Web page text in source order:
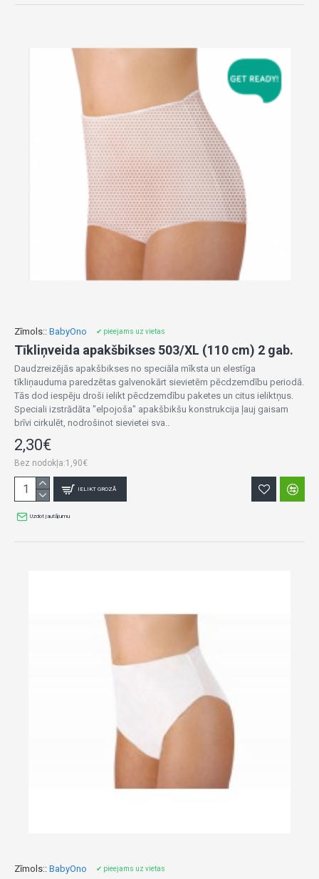
Zīmols:: BabyOno ✔ pieejams uz vietas
Tīkliņveida apakšbikses 503/XL (110 cm) 2 gab.
Daudzreizējās apakšbikses no speciāla mīksta un elestīga
tīkliņauduma paredzētas galvenokārt sievietēm pēcdzemdību periodā.
Tās dod iespēju droši ielikt pēcdzemdību paketes un citus ieliktņus.
Speciali izstrādāta "elpojoša" apakšbikšu konstrukcija ļauj gaisam
brīvi cirkulēt, nodrošinot sievietei sva..
2,30€
Bez nodokļa:1,90€
IELIKT GROZĀ
Uzdot jautājumu
Zīmols:: BabyOno ✔ pieejams uz vietas